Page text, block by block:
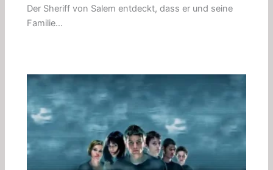
Der Sheriff von Salem entdeckt, dass er und seine
Familie…